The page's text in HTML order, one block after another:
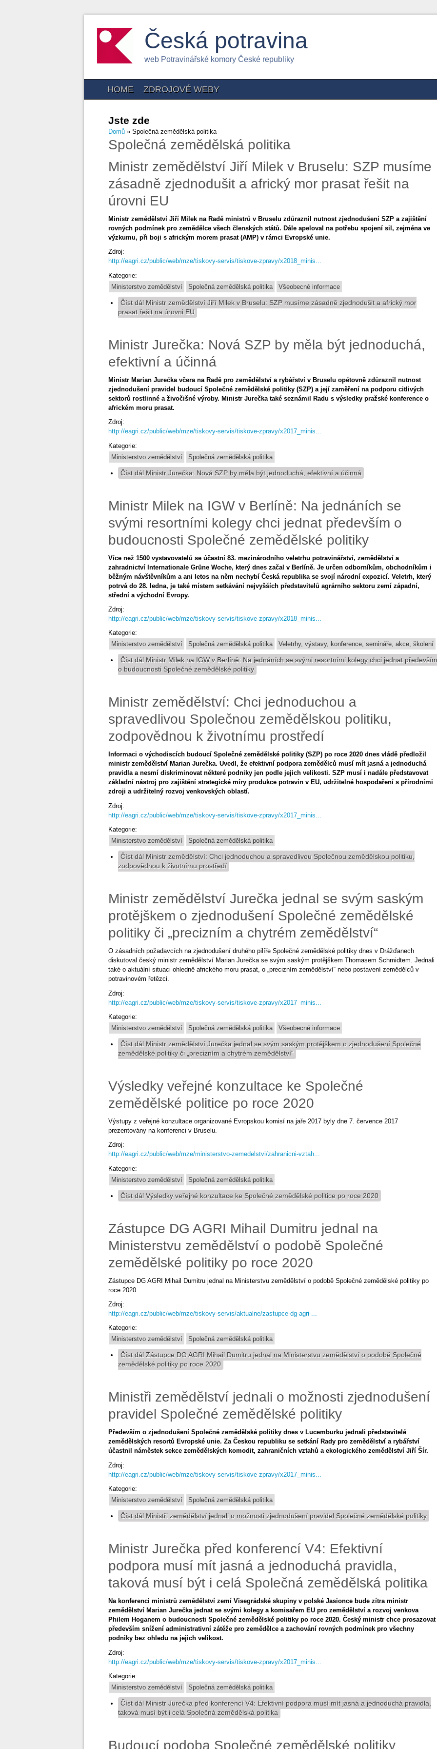
Česká potravina
web Potravinářské komory České republiky
HOME ZDROJOVÉ WEBY
Jste zde
Domů » Společná zemědělská politika
Společná zemědělská politika
Ministr zemědělství Jiří Milek v Bruselu: SZP musíme
zásadně zjednodušit a africký mor prasat řešit na
úrovni EU
Ministr zemědělství Jiří Milek na Radě ministrů v Bruselu zdůraznil nutnost zjednodušení SZP a zajištění
rovných podmínek pro zemědělce všech členských států. Dále apeloval na potřebu spojení sil, zejména ve
výzkumu, při boji s africkým morem prasat (AMP) v rámci Evropské unie.
Zdroj:
http://eagri.cz/public/web/mze/tiskovy-servis/tiskove-zpravy/x2018_minis...
Kategorie:
Ministerstvo zemědělství
Společná zemědělská politika Všeobecné informace
Číst dál Ministr zemědělství Jiří Milek v Bruselu: SZP musíme zásadně zjednodušit a africký mor
prasat řešit na úrovni EU
Ministr Jurečka: Nová SZP by měla být jednoduchá,
efektivní a účinná
Ministr Marian Jurečka včera na Radě pro zemědělství a rybářství v Bruselu opětovně zdůraznil nutnost
zjednodušení pravidel budoucí Společné zemědělské politiky (SZP) a její zaměření na podporu citlivých
sektorů rostlinné a živočišné výroby. Ministr Jurečka také seznámil Radu s výsledky pražské konference o
africkém moru prasat.
Zdroj:
http://eagri.cz/public/web/mze/tiskovy-servis/tiskove-zpravy/x2017_minis...
Kategorie:
Ministerstvo zemědělství
Společná zemědělská politika
Číst dál Ministr Jurečka: Nová SZP by měla být jednoduchá, efektivní a účinná
Ministr Milek na IGW v Berlíně: Na jednáních se
svými resortními kolegy chci jednat především o
budoucnosti Společné zemědělské politiky
Více než 1500 vystavovatelů se účastní 83. mezinárodního veletrhu potravinářství, zemědělství a
zahradnictví Internationale Grüne Woche, který dnes začal v Berlíně. Je určen odborníkům, obchodníkům i
běžným návštěvníkům a ani letos na něm nechybí Česká republika se svojí národní expozicí. Veletrh, který
potrvá do 28. ledna, je také místem setkávání nejvyšších představitelů agrárního sektoru zemí západní,
střední a východní Evropy.
Zdroj:
http://eagri.cz/public/web/mze/tiskovy-servis/tiskove-zpravy/x2018_minis...
Kategorie:
Ministerstvo zemědělství
Společná zemědělská politika Veletrhy, výstavy, konference, semináře, akce, školení
Číst dál Ministr Milek na IGW v Berlíně: Na jednáních se svými resortními kolegy chci jednat především
o budoucnosti Společné zemědělské politiky
Ministr zemědělství: Chci jednoduchou a
spravedlivou Společnou zemědělskou politiku,
zodpovědnou k životnímu prostředí
Informaci o východiscích budoucí Společné zemědělské politiky (SZP) po roce 2020 dnes vládě předložil
ministr zemědělství Marian Jurečka. Uvedl, že efektivní podpora zemědělců musí mít jasná a jednoduchá
pravidla a nesmí diskriminovat některé podniky jen podle jejich velikosti. SZP musí i nadále představovat
základní nástroj pro zajištění strategické míry produkce potravin v EU, udržitelné hospodaření s přírodními
zdroji a udržitelný rozvoj venkovských oblastí.
Zdroj:
http://eagri.cz/public/web/mze/tiskovy-servis/tiskove-zpravy/x2017_minis...
Kategorie:
Ministerstvo zemědělství
Společná zemědělská politika
Číst dál Ministr zemědělství: Chci jednoduchou a spravedlivou Společnou zemědělskou politiku,
zodpovědnou k životnímu prostředí
Ministr zemědělství Jurečka jednal se svým saským
protějškem o zjednodušení Společné zemědělské
politiky či „precizním a chytrém zemědělství“
O zásadních požadavcích na zjednodušení druhého pilíře Společné zemědělské politiky dnes v Drážďanech
diskutoval český ministr zemědělství Marian Jurečka se svým saským protějškem Thomasem Schmidtem. Jednali
také o aktuální situaci ohledně afrického moru prasat, o „precizním zemědělství“ nebo postavení zemědělců v
potravinovém řetězci.
Zdroj:
http://eagri.cz/public/web/mze/tiskovy-servis/tiskove-zpravy/x2017_minis...
Kategorie:
Ministerstvo zemědělství
Společná zemědělská politika Všeobecné informace
Číst dál Ministr zemědělství Jurečka jednal se svým saským protějškem o zjednodušení Společné
zemědělské politiky či „precizním a chytrém zemědělství“
Výsledky veřejné konzultace ke Společné
zemědělské politice po roce 2020
Výstupy z veřejné konzultace organizované Evropskou komisí na jaře 2017 byly dne 7. července 2017
prezentovány na konferenci v Bruselu.
Zdroj:
http://eagri.cz/public/web/mze/ministerstvo-zemedelstvi/zahranicni-vztah...
Kategorie:
Ministerstvo zemědělství
Společná zemědělská politika
Číst dál Výsledky veřejné konzultace ke Společné zemědělské politice po roce 2020
Zástupce DG AGRI Mihail Dumitru jednal na
Ministerstvu zemědělství o podobě Společné
zemědělské politiky po roce 2020
Zástupce DG AGRI Mihail Dumitru jednal na Ministerstvu zemědělství o podobě Společné zemědělské politiky po
roce 2020
Zdroj:
http://eagri.cz/public/web/mze/tiskovy-servis/aktualne/zastupce-dg-agri-...
Kategorie:
Ministerstvo zemědělství
Společná zemědělská politika
Číst dál Zástupce DG AGRI Mihail Dumitru jednal na Ministerstvu zemědělství o podobě Společné
zemědělské politiky po roce 2020
Ministři zemědělství jednali o možnosti zjednodušení
pravidel Společné zemědělské politiky
Především o zjednodušení Společné zemědělské politiky dnes v Lucemburku jednali představitelé
zemědělských resortů Evropské unie. Za Českou republiku se setkání Rady pro zemědělství a rybářství
účastnil náměstek sekce zemědělských komodit, zahraničních vztahů a ekologického zemědělství Jiří Šír.
Zdroj:
http://eagri.cz/public/web/mze/tiskovy-servis/tiskove-zpravy/x2017_minis...
Kategorie:
Ministerstvo zemědělství
Společná zemědělská politika
Číst dál Ministři zemědělství jednali o možnosti zjednodušení pravidel Společné zemědělské politiky
Ministr Jurečka před konferencí V4: Efektivní
podpora musí mít jasná a jednoduchá pravidla,
taková musí být i celá Společná zemědělská politika
Na konferenci ministrů zemědělství zemí Visegrádské skupiny v polské Jasionce bude zítra ministr
zemědělství Marian Jurečka jednat se svými kolegy a komisařem EU pro zemědělství a rozvoj venkova
Philem Hoganem o budoucnosti Společné zemědělské politiky po roce 2020. Český ministr chce prosazovat
především snížení administrativní zátěže pro zemědělce a zachování rovných podmínek pro všechny
podniky bez ohledu na jejich velikost.
Zdroj:
http://eagri.cz/public/web/mze/tiskovy-servis/tiskove-zpravy/x2017_minis...
Kategorie:
Ministerstvo zemědělství
Společná zemědělská politika
Číst dál Ministr Jurečka před konferencí V4: Efektivní podpora musí mít jasná a jednoduchá pravidla,
taková musí být i celá Společná zemědělská politika
Budoucí podoba Společné zemědělské politiky